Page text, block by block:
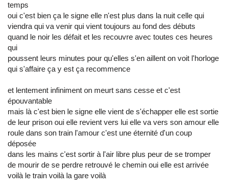
temps
oui c'est bien ça le signe elle n'est plus dans la nuit celle qui
viendra qui va venir qui vient toujours au fond des débuts
quand le noir les défait et les recouvre avec toutes ces heures
qui
poussent leurs minutes pour qu'elles s'en aillent on voit l'horloge
qui s'affaire ça y est ça recommence
et lentement infiniment on meurt sans cesse et c'est
épouvantable
mais là c'est bien le signe elle vient de s'échapper elle est sortie
de leur prison oui elle revient vers lui elle va vers son amour elle
roule dans son train l'amour c'est une éternité d'un coup
déposée
dans les mains c'est sortir à l'air libre plus peur de se tromper
de mourir de se perdre retrouvé le chemin oui elle est arrivée
voilà le train voilà la gare voilà